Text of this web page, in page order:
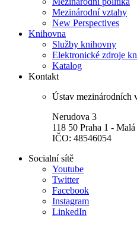
Mezinárodní vztahy
New Perspectives
Knihovna
Služby knihovny
Elektronické zdroje
Katalog
Kontakt
Ústav mezinárodních
Nerudova 3
118 50 Praha 1 - Malá
IČO: 48546054
Socialní sítě
Youtube
Twitter
Facebook
Instagram
LinkedIn